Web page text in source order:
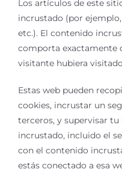
Los artículos de este
incrustado (por
etc.). El contenido
comporta exactamente
visitante hubiera
Estas web pueden
cookies, incrustar un
terceros, y supervisar
incrustado, incluido el
con el contenido
estás conectado a esa